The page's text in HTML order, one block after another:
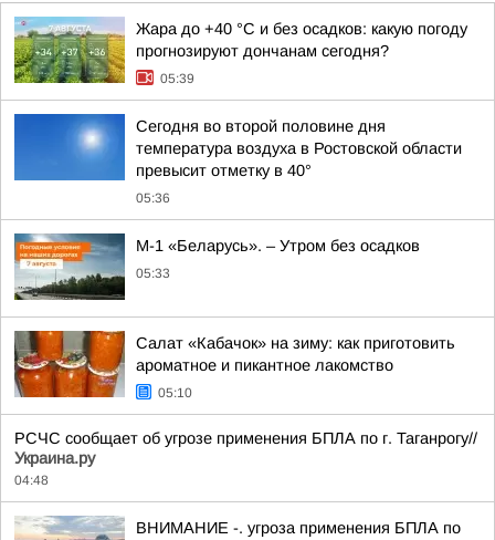
Жара до +40 °С и без осадков: какую погоду
прогнозируют дончанам сегодня?
05:39
Сегодня во второй половине дня
температура воздуха в Ростовской области
превысит отметку в 40°
05:36
М-1 «Беларусь». – Утром без осадков
05:33
Салат «Кабачок» на зиму: как приготовить
ароматное и пикантное лакомство
05:10
РСЧС сообщает об угрозе применения БПЛА по г. Таганрогу//
Украина.ру
04:48
ВНИМАНИЕ -. угроза применения БПЛА по